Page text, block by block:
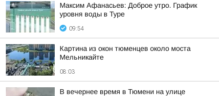
Максим Афанасьев: Доброе утро. График
уровня воды в Туре
09:54
Картина из окон тюменцев около моста
Мельникайте
08:03
В вечернее время в Тюмени на улице